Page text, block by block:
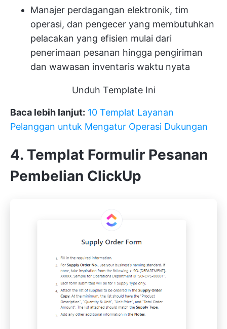
Manajer perdagangan elektronik, tim
operasi, dan pengecer yang membutuhkan
pelacakan yang efisien mulai dari
penerimaan pesanan hingga pengiriman
dan wawasan inventaris waktu nyata
Unduh Template Ini
Baca lebih lanjut: 10 Templat Layanan
Pelanggan untuk Mengatur Operasi Dukungan
4. Templat Formulir Pesanan
Pembelian ClickUp